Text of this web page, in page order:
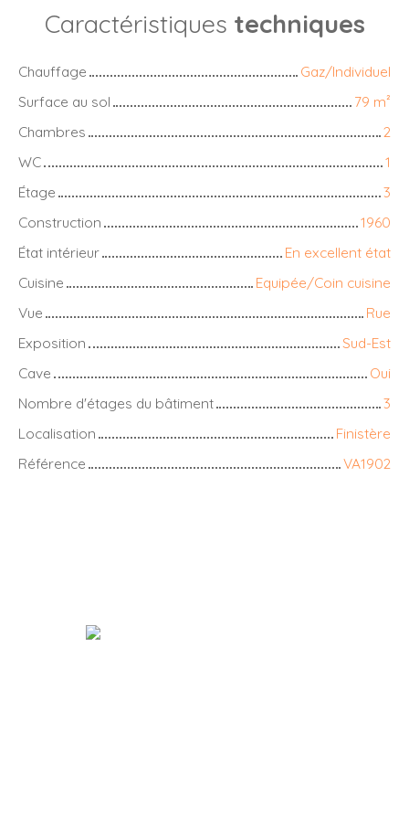
Caractéristiques techniques
Chauffage
Gaz/Individuel
Surface au sol
79 m²
Chambres
2
WC
1
Étage
3
Construction
1960
État intérieur
En excellent état
Cuisine
Equipée/Coin cuisine
Vue
Rue
Exposition
Sud-Est
Cave
Oui
Nombre d'étages du bâtiment
3
Localisation
Finistère
Référence
VA1902